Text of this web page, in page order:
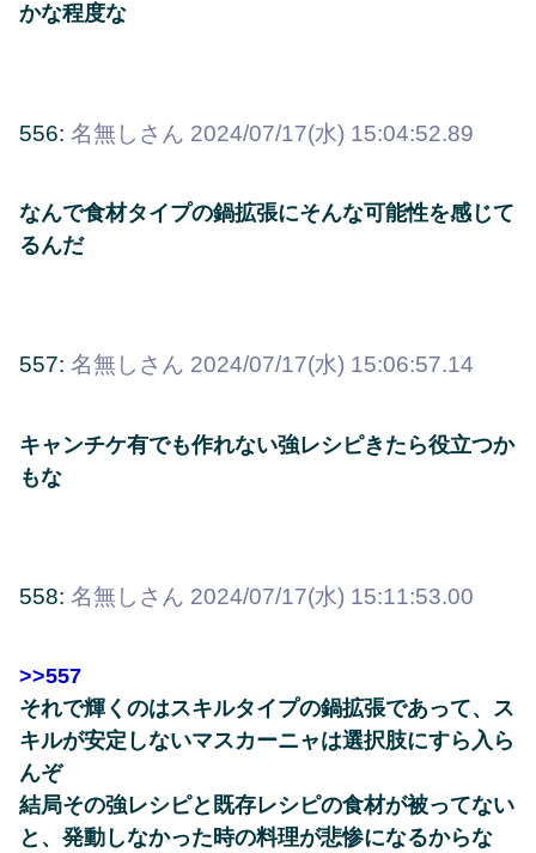
かな程度な
556: 名無しさん 2024/07/17(水) 15:04:52.89
なんで食材タイプの鍋拡張にそんな可能性を感じて
るんだ
557: 名無しさん 2024/07/17(水) 15:06:57.14
キャンチケ有でも作れない強レシピきたら役立つか
もな
558: 名無しさん 2024/07/17(水) 15:11:53.00
>>557
それで輝くのはスキルタイプの鍋拡張であって、ス
キルが安定しないマスカーニャは選択肢にすら入ら
んぞ
結局その強レシピと既存レシピの食材が被ってない
と、発動しなかった時の料理が悲惨になるからな